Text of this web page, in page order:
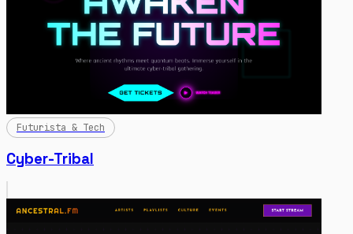
Futurista & Tech
Cyber-Tribal